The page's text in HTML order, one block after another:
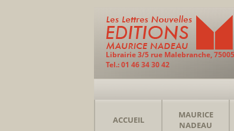
Librairie 3/5 rue Malebranche,
Tel.: 01 46 34 30 42
ACCUEIL
MAURICE
NADEAU